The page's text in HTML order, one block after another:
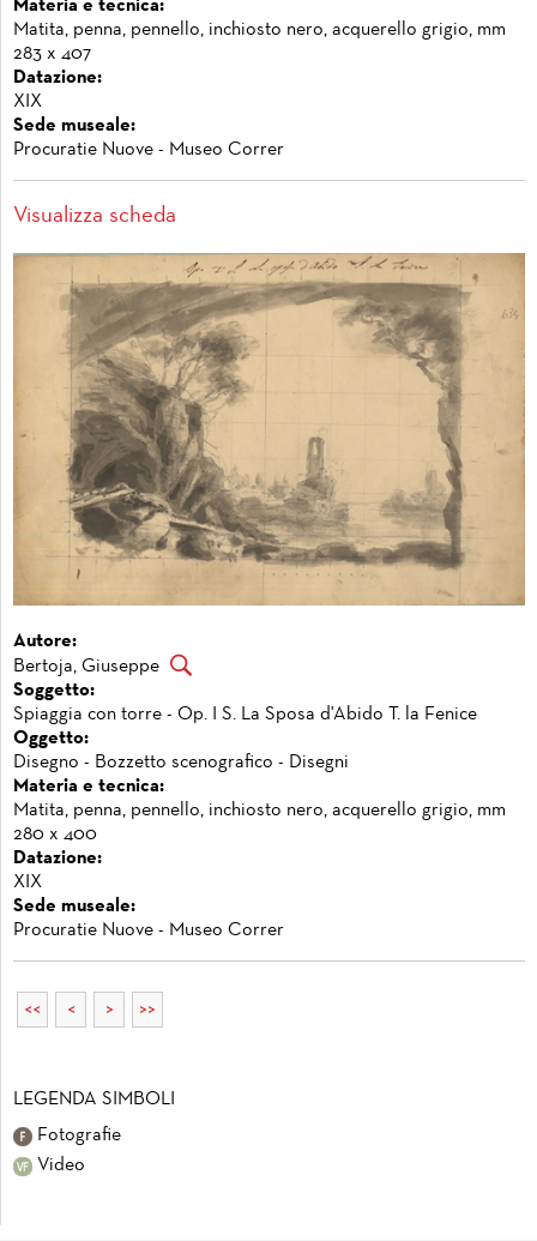
Materia e tecnica:
Matita, penna, pennello, inchiosto nero, acquerello grigio, mm
283 x 407
Datazione:
XIX
Sede museale:
Procuratie Nuove - Museo Correr
Visualizza scheda
Autore:
Bertoja, Giuseppe
Soggetto:
Spiaggia con torre - Op. I S. La Sposa d'Abido T. la Fenice
Oggetto:
Disegno - Bozzetto scenografico - Disegni
Materia e tecnica:
Matita, penna, pennello, inchiosto nero, acquerello grigio, mm
280 x 400
Datazione:
XIX
Sede museale:
Procuratie Nuove - Museo Correr
<< < > >>
LEGENDA SIMBOLI
Fotografie
Video